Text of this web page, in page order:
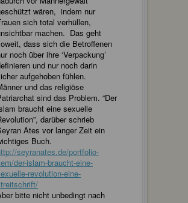
wären, indem nur
sich total verhüllen,
machen. Das geht
dass sich die Betroffenen
noch über ihre ‘Verpackung’
und nur noch darin
aufgehoben fühlen.
und das religiöse
sind das Problem. “Der
braucht eine sexuelle
darüber schrieb
Ates vor langer Zeit ein
Buch.
seyranates.de/portfolio-
der-islam-braucht-eine-
revolution-eine-
bitte nicht unbedingt nach